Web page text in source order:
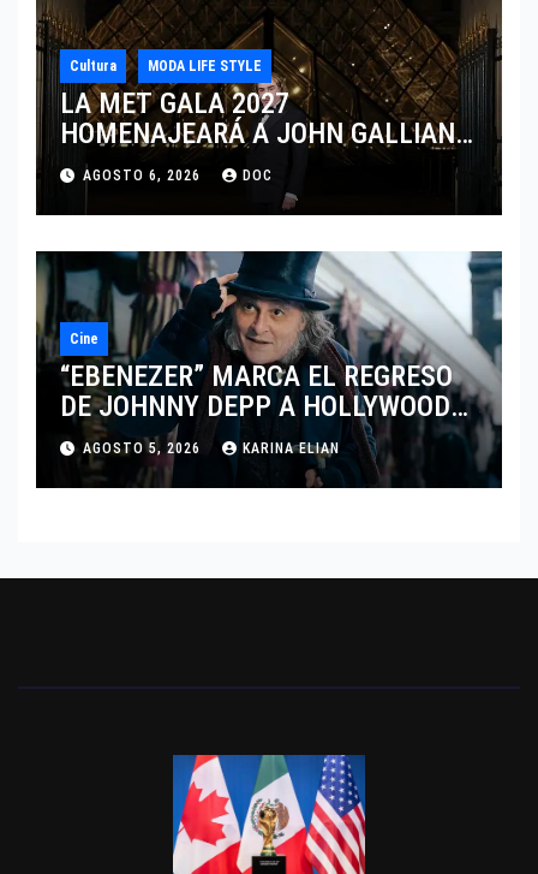
Cultura MODA LIFE STYLE
LA MET GALA 2027
HOMENAJEARÁ A JOHN GALLIANO
MARCANDO EL REGRESO DEL REY
DEL DRAMATISMO
AGOSTO 6, 2026 DOC
Cine
“EBENEZER” MARCA EL REGRESO
DE JOHNNY DEPP A HOLLYWOOD
TRAS SU PASO POR EL CINE
INDEPENDIENTE EUROPEO
AGOSTO 5, 2026 KARINA ELIAN